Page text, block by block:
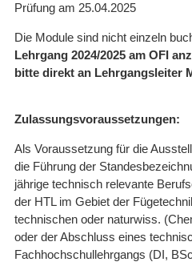
Prüfung am 25.04.2025
Die Module sind nicht einzeln
Lehrgang 2024/2025 am OFI
bitte direkt an Lehrgangsleiter
Zulassungsvoraussetzungen:
Als Voraussetzung für die
die Führung der
jährige technisch relevante
der HTL im Gebiet der
technischen oder naturwiss.
oder der Abschluss eines
Fachhochschullehrgangs (DI,